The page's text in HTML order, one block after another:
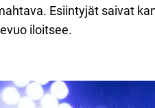
Esiintyjät saivat
iloitsee.